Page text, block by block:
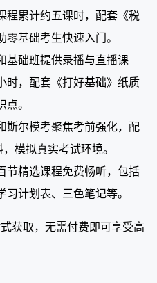
程累计约五课时，配套《税
基础考生快速入门。
基础班提供录播与直播课
时，配套《打好基础》纸质
。
斯尔模考聚焦考前强化，配
模拟真实考试环境。
节精选课程免费畅听，包括
计划表、三色笔记等。
获取，无需付费即可享受高